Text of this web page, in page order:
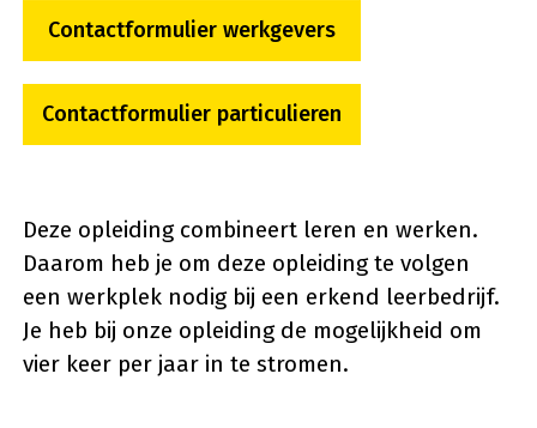
Contactformulier werkgevers
Contactformulier particulieren
Deze opleiding combineert leren en werken.
Daarom heb je om deze opleiding te volgen
een werkplek nodig bij een erkend leerbedrijf.
Je heb bij onze opleiding de mogelijkheid om
vier keer per jaar in te stromen.